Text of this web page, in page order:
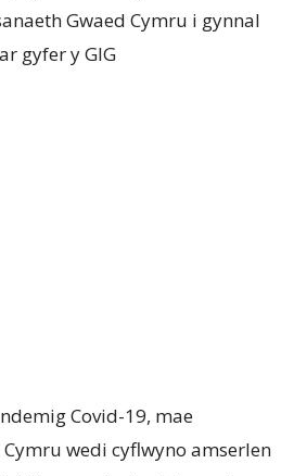
Gwaed Cymru i gynnal
gyfer y GIG
Covid-19, mae
wedi cyflwyno amserlen